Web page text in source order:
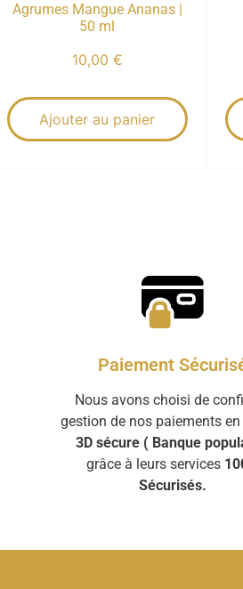
Agrumes Mangue Ananas |
50 ml
10,00 €
Ajouter au panier
Paiement
Nous avons choisi de
gestion de nos paiements
3D sécure ( Banque
grâce à leurs services
Sécurisés.